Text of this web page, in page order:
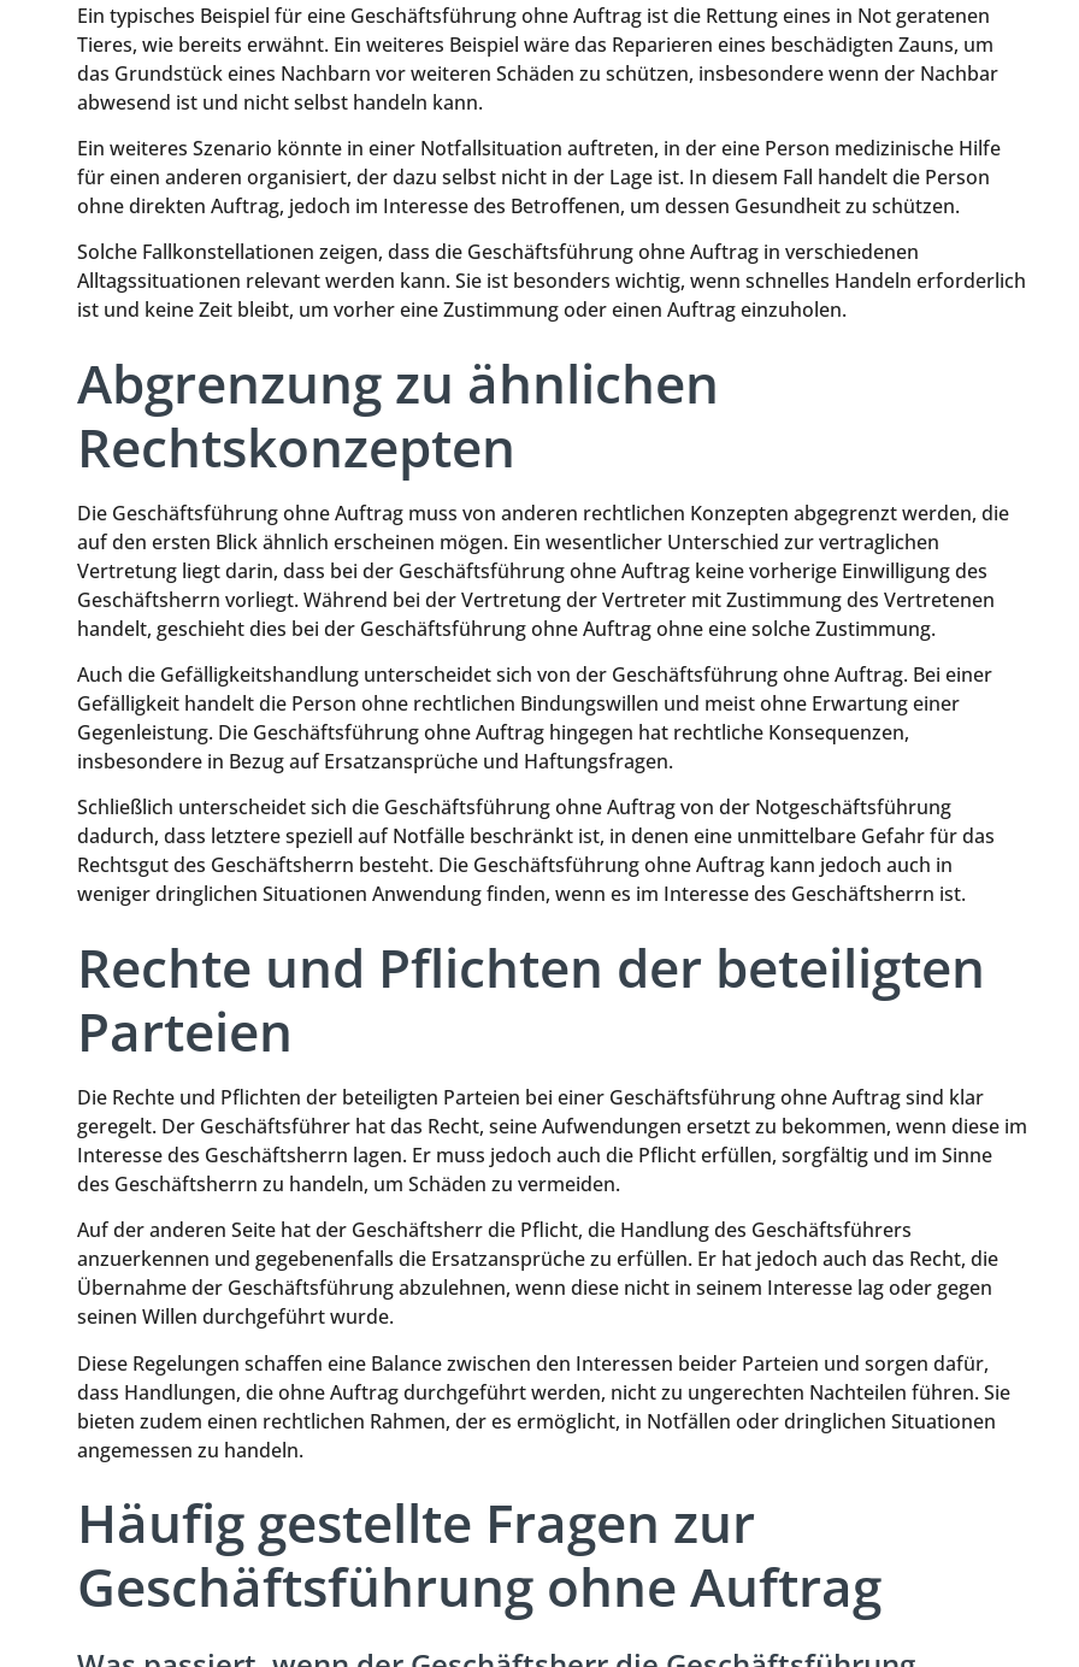
Ein typisches Beispiel für eine Geschäftsführung ohne Auftrag ist die Rettung eines in Not geratenen
Tieres, wie bereits erwähnt. Ein weiteres Beispiel wäre das Reparieren eines beschädigten Zauns, um
das Grundstück eines Nachbarn vor weiteren Schäden zu schützen, insbesondere wenn der Nachbar
abwesend ist und nicht selbst handeln kann.
Ein weiteres Szenario könnte in einer Notfallsituation auftreten, in der eine Person medizinische Hilfe
für einen anderen organisiert, der dazu selbst nicht in der Lage ist. In diesem Fall handelt die Person
ohne direkten Auftrag, jedoch im Interesse des Betroffenen, um dessen Gesundheit zu schützen.
Solche Fallkonstellationen zeigen, dass die Geschäftsführung ohne Auftrag in verschiedenen
Alltagssituationen relevant werden kann. Sie ist besonders wichtig, wenn schnelles Handeln erforderlich
ist und keine Zeit bleibt, um vorher eine Zustimmung oder einen Auftrag einzuholen.
Abgrenzung zu ähnlichen
Rechtskonzepten
Die Geschäftsführung ohne Auftrag muss von anderen rechtlichen Konzepten abgegrenzt werden, die
auf den ersten Blick ähnlich erscheinen mögen. Ein wesentlicher Unterschied zur vertraglichen
Vertretung liegt darin, dass bei der Geschäftsführung ohne Auftrag keine vorherige Einwilligung des
Geschäftsherrn vorliegt. Während bei der Vertretung der Vertreter mit Zustimmung des Vertretenen
handelt, geschieht dies bei der Geschäftsführung ohne Auftrag ohne eine solche Zustimmung.
Auch die Gefälligkeitshandlung unterscheidet sich von der Geschäftsführung ohne Auftrag. Bei einer
Gefälligkeit handelt die Person ohne rechtlichen Bindungswillen und meist ohne Erwartung einer
Gegenleistung. Die Geschäftsführung ohne Auftrag hingegen hat rechtliche Konsequenzen,
insbesondere in Bezug auf Ersatzansprüche und Haftungsfragen.
Schließlich unterscheidet sich die Geschäftsführung ohne Auftrag von der Notgeschäftsführung
dadurch, dass letztere speziell auf Notfälle beschränkt ist, in denen eine unmittelbare Gefahr für das
Rechtsgut des Geschäftsherrn besteht. Die Geschäftsführung ohne Auftrag kann jedoch auch in
weniger dringlichen Situationen Anwendung finden, wenn es im Interesse des Geschäftsherrn ist.
Rechte und Pflichten der beteiligten
Parteien
Die Rechte und Pflichten der beteiligten Parteien bei einer Geschäftsführung ohne Auftrag sind klar
geregelt. Der Geschäftsführer hat das Recht, seine Aufwendungen ersetzt zu bekommen, wenn diese im
Interesse des Geschäftsherrn lagen. Er muss jedoch auch die Pflicht erfüllen, sorgfältig und im Sinne
des Geschäftsherrn zu handeln, um Schäden zu vermeiden.
Auf der anderen Seite hat der Geschäftsherr die Pflicht, die Handlung des Geschäftsführers
anzuerkennen und gegebenenfalls die Ersatzansprüche zu erfüllen. Er hat jedoch auch das Recht, die
Übernahme der Geschäftsführung abzulehnen, wenn diese nicht in seinem Interesse lag oder gegen
seinen Willen durchgeführt wurde.
Diese Regelungen schaffen eine Balance zwischen den Interessen beider Parteien und sorgen dafür,
dass Handlungen, die ohne Auftrag durchgeführt werden, nicht zu ungerechten Nachteilen führen. Sie
bieten zudem einen rechtlichen Rahmen, der es ermöglicht, in Notfällen oder dringlichen Situationen
angemessen zu handeln.
Häufig gestellte Fragen zur
Geschäftsführung ohne Auftrag